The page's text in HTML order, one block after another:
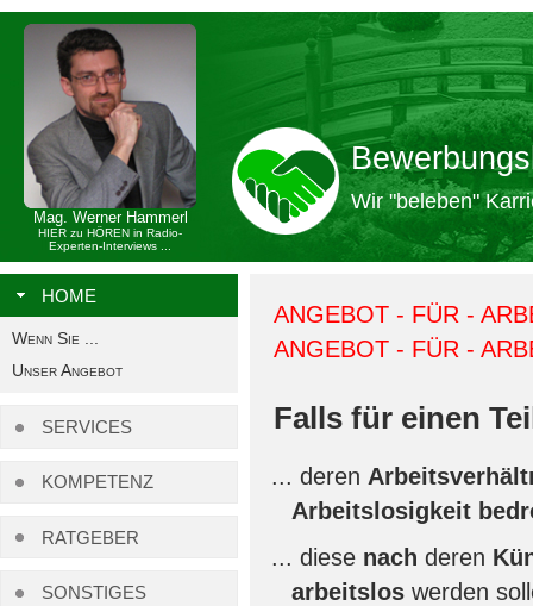
Mag. Werner Hammerl
HIER zu HÖREN in Radio-
Experten-Interviews ...
Wir "beleben"
HOME
Wenn Sie ...
Unser Angebot
SERVICES
KOMPETENZ
RATGEBER
SONSTIGES
ANGEBOT - FÜR -
ANGEBOT - FÜR -
Falls für einen
deren
Arbeitslosigkeit
diese nach deren
arbeitslos werden